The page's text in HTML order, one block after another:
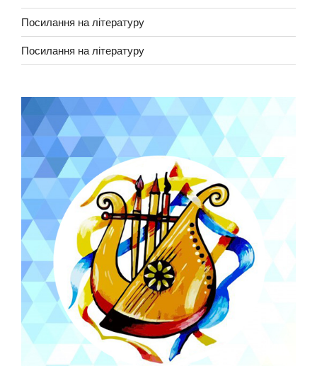
Посилання на літературу
Посилання на літературу